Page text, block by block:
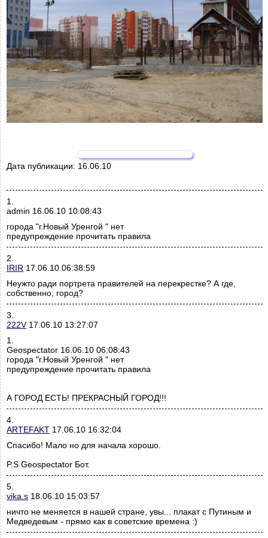
Дата публикации: 16.06.10
1.
admin 16.06.10 10:08:43
города "г.Новый Уренгой " нет
предупреждение прочитать правила
2.
IRIR 17.06.10 06:38:59
Неужто ради портрета правителей на перекрестке? А где,
собственно, город?
3.
222V17.06.10 13:27:07
1.
Geospectator 16.06.10 06:08:43
города "г.Новый Уренгой " нет
предупреждение прочитать правила
А ГОРОД ЕСТЬ! ПРЕКРАСНЫЙ ГОРОД!!!
4.
ARTEFAKT 17.06.10 16:32:04
Спасибо! Мало но для начала хорошо.
P.S Geospectator Бот.
5.
vika.s 18.06.10 15:03:57
ничто не меняется в нашей стране, увы... плакат с Путиным и
Медведевым - прямо как в советские времена :)